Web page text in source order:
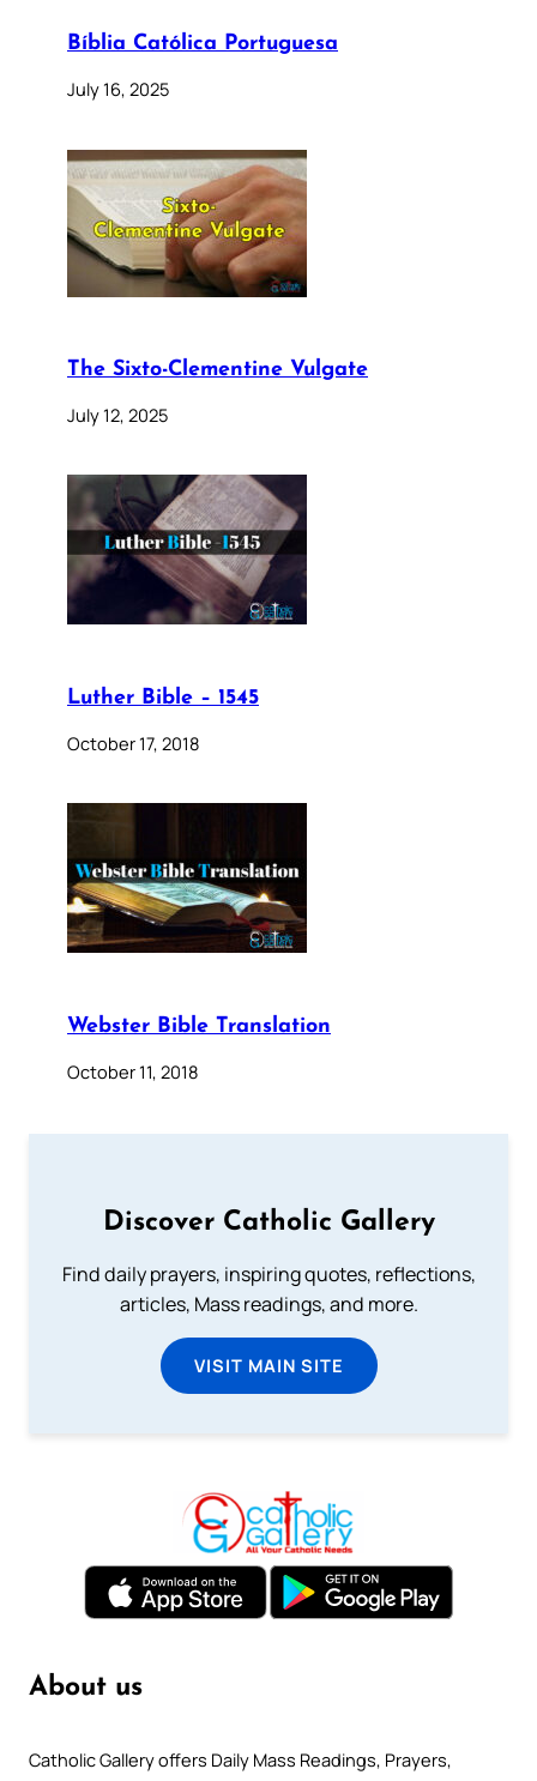
Bíblia Católica Portuguesa
July 16, 2025
The Sixto-Clementine Vulgate
July 12, 2025
Luther Bible – 1545
October 17, 2018
Webster Bible Translation
October 11, 2018
Discover Catholic Gallery
Find daily prayers, inspiring quotes, reflections,
articles, Mass readings, and more.
VISIT MAIN SITE
About us
Catholic Gallery offers Daily Mass Readings, Prayers,